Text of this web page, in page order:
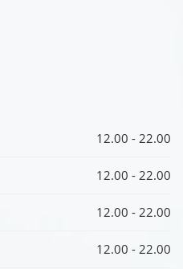
12.00 - 22.00
12.00 - 22.00
12.00 - 22.00
12.00 - 22.00